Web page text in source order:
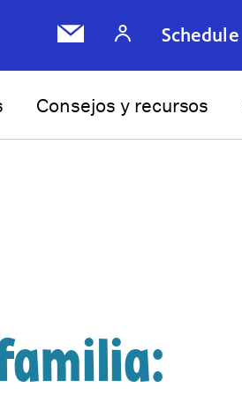
Schedule
Consejos y recursos